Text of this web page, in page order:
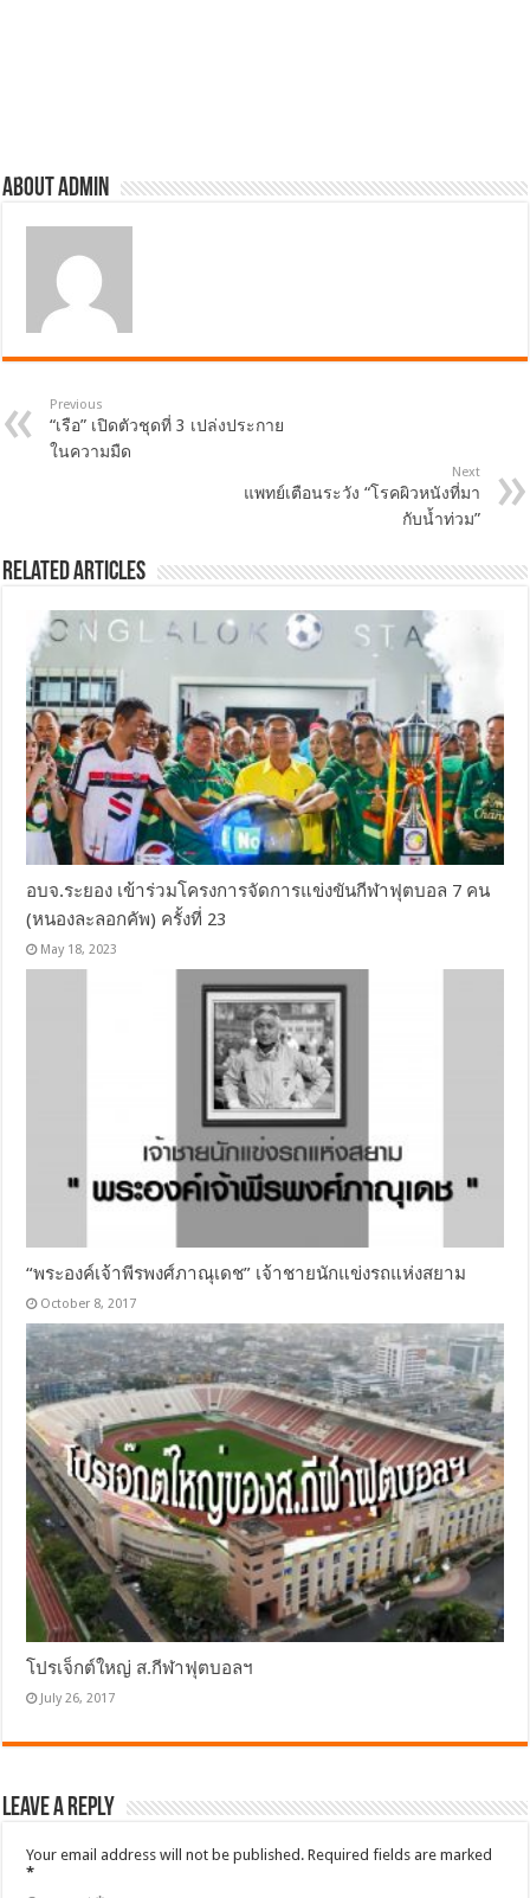
About admin
Previous
“เรือ” เปิดตัวชุดที่ 3 เปล่งประกาย
ในความมืด
Next
แพทย์เตือนระวัง “โรคผิวหนังที่มา
กับน้ำท่วม”
Related Articles
อบจ.ระยอง เข้าร่วมโครงการจัดการแข่งขันกีฬาฟุตบอล 7 คน
(หนองละลอกคัพ) ครั้งที่ 23
May 18, 2023
“พระองค์เจ้าพีรพงศ์ภาณุเดช” เจ้าชายนักแข่งรถแห่งสยาม
October 8, 2017
โปรเจ็กต์ใหญ่ ส.กีฬาฟุตบอลฯ
July 26, 2017
Leave a Reply
Your email address will not be published. Required fields are marked
*